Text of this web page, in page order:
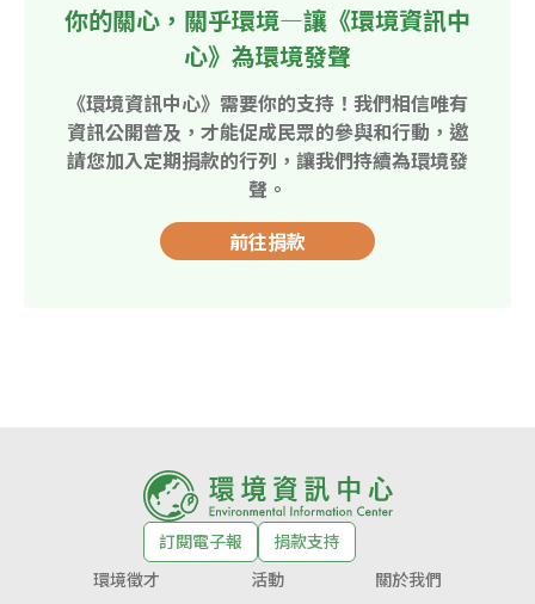
你的關心，關乎環境—讓《環境資訊中
心》為環境發聲
《環境資訊中心》需要你的支持！我們相信唯有
資訊公開普及，才能促成民眾的參與和行動，邀
請您加入定期捐款的行列，讓我們持續為環境發
聲。
前往捐款
訂閱電子報
捐款支持
環境徵才
活動
關於我們